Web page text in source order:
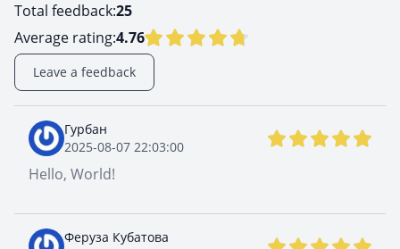
Total feedback:25
Average rating:4.76
Leave a feedback
Гурбан
2025-08-07 22:03:00
Hello, World!
Феруза Кубатова